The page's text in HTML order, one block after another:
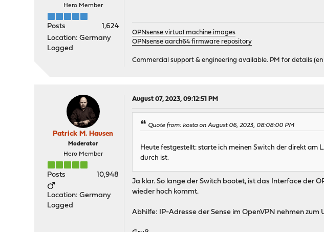
Hero Member
Posts
1,624
Location: Germany
Logged
OPNsense virtual machine images
OPNsense aarch64 firmware repository
Commercial support & engineering available. PM for details (en
Patrick M. Hausen
Moderator
Hero Member
Posts 10,948
Location: Germany
Logged
August 07, 2023, 09:12:51 PM
Quote from: kosta on August 06, 2023, 08:08:00 PM
Heute festgestellt: starte ich meinen Switch der direkt am
durch ist.
Ja klar. So lange der Switch bootet, ist das Interface der
wieder hoch kommt.
Abhilfe: IP-Adresse der Sense im OpenVPN nehmen zum